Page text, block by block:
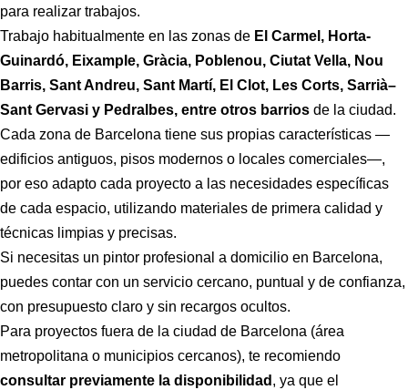
para realizar trabajos.
Trabajo habitualmente en las zonas de El Carmel, Horta-
Guinardó, Eixample, Gràcia, Poblenou, Ciutat Vella, Nou
Barris, Sant Andreu, Sant Martí, El Clot, Les Corts, Sarrià–
Sant Gervasi y Pedralbes, entre otros barrios de la ciudad.
Cada zona de Barcelona tiene sus propias características —
edificios antiguos, pisos modernos o locales comerciales—,
por eso adapto cada proyecto a las necesidades específicas
de cada espacio, utilizando materiales de primera calidad y
técnicas limpias y precisas.
Si necesitas un pintor profesional a domicilio en Barcelona,
puedes contar con un servicio cercano, puntual y de confianza,
con presupuesto claro y sin recargos ocultos.
Para proyectos fuera de la ciudad de Barcelona (área
metropolitana o municipios cercanos), te recomiendo
consultar previamente la disponibilidad , ya que el